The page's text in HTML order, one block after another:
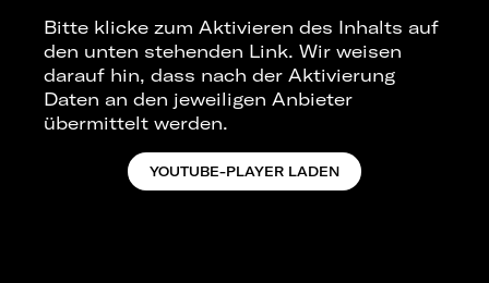
Bitte klicke zum Aktivieren des Inhalts auf
den unten stehenden Link. Wir weisen
darauf hin, dass nach der Aktivierung
Daten an den jeweiligen Anbieter
übermittelt werden.
YOUTUBE-PLAYER LADEN